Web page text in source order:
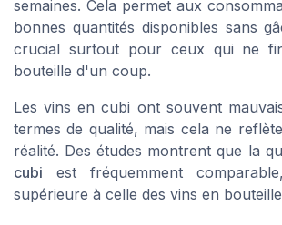
semaines. Cela permet aux
bonnes quantités disponibles sans
crucial surtout pour ceux qui ne
bouteille d'un coup.
Les vins en cubi ont souvent
termes de qualité, mais cela ne
réalité. Des études montrent que la
cubi est fréquemment
supérieure à celle des vins en